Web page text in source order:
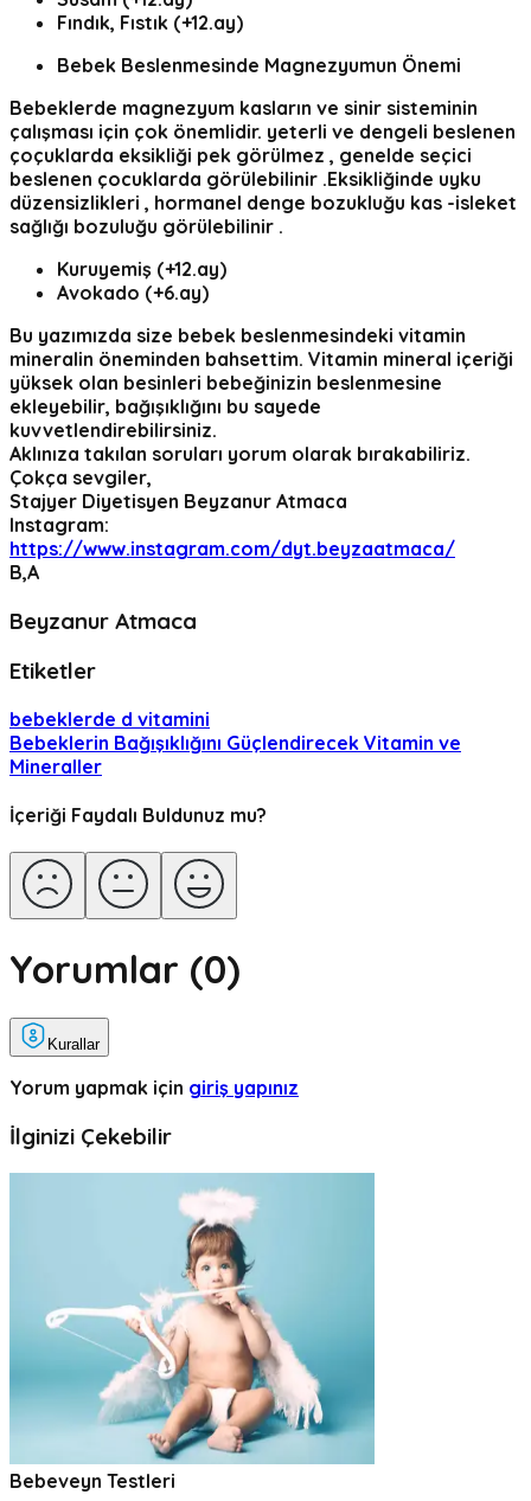
Fındık, Fıstık (+12.ay)
Bebek Beslenmesinde Magnezyumun Önemi
Bebeklerde magnezyum kasların ve sinir sisteminin
çalışması için çok önemlidir. yeterli ve dengeli beslenen
çoçuklarda eksikliği pek görülmez , genelde seçici
beslenen çocuklarda görülebilinir .Eksikliğinde uyku
düzensizlikleri , hormanel denge bozukluğu kas -isleket
sağlığı bozuluğu görülebilinir .
Kuruyemiş (+12.ay)
Avokado (+6.ay)
Bu yazımızda size bebek beslenmesindeki vitamin
mineralin öneminden bahsettim. Vitamin mineral içeriği
yüksek olan besinleri bebeğinizin beslenmesine
ekleyebilir, bağışıklığını bu sayede
kuvvetlendirebilirsiniz.
Aklınıza takılan soruları yorum olarak bırakabiliriz.
Çokça sevgiler,
Stajyer Diyetisyen Beyzanur Atmaca
Instagram:
https://www.instagram.com/dyt.beyzaatmaca/
B,A
Beyzanur Atmaca
Etiketler
bebeklerde d vitamini
Bebeklerin Bağışıklığını Güçlendirecek Vitamin ve
Mineraller
İçeriği Faydalı Buldunuz mu?
Yorumlar (0)
Kurallar
Yorum yapmak için giriş yapınız
İlginizi Çekebilir
Bebeveyn Testleri